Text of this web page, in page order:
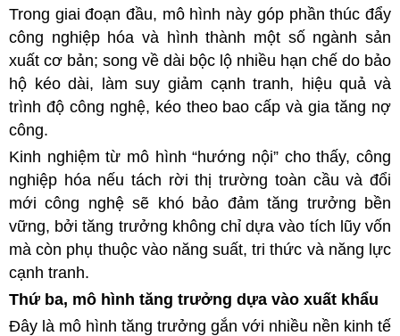
Trong giai đoạn đầu, mô hình này góp phần thúc đẩy
công nghiệp hóa và hình thành một số ngành sản
xuất cơ bản; song về dài bộc lộ nhiều hạn chế do bảo
hộ kéo dài, làm suy giảm cạnh tranh, hiệu quả và
trình độ công nghệ, kéo theo bao cấp và gia tăng nợ
công.
Kinh nghiệm từ mô hình “hướng nội” cho thấy, công
nghiệp hóa nếu tách rời thị trường toàn cầu và đổi
mới công nghệ sẽ khó bảo đảm tăng trưởng bền
vững, bởi tăng trưởng không chỉ dựa vào tích lũy vốn
mà còn phụ thuộc vào năng suất, tri thức và năng lực
cạnh tranh.
Thứ ba, mô hình tăng trưởng dựa vào xuất khẩu
Đây là mô hình tăng trưởng gắn với nhiều nền kinh tế